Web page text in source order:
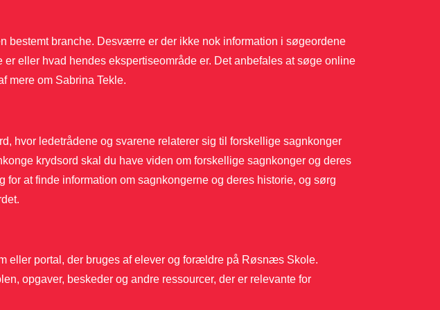
bestemt branche. Desværre er der ikke nok information i søgeordene
eller hvad hendes ekspertiseområde er. Det anbefales at søge online
mere om Sabrina Tekle.
hvor ledetrådene og svarene relaterer sig til forskellige sagnkonger
krydsord skal du have viden om forskellige sagnkonger og deres
for at finde information om sagnkongerne og deres historie, og sørg
eller portal, der bruges af elever og forældre på Røsnæs Skole.
opgaver, beskeder og andre ressourcer, der er relevante for